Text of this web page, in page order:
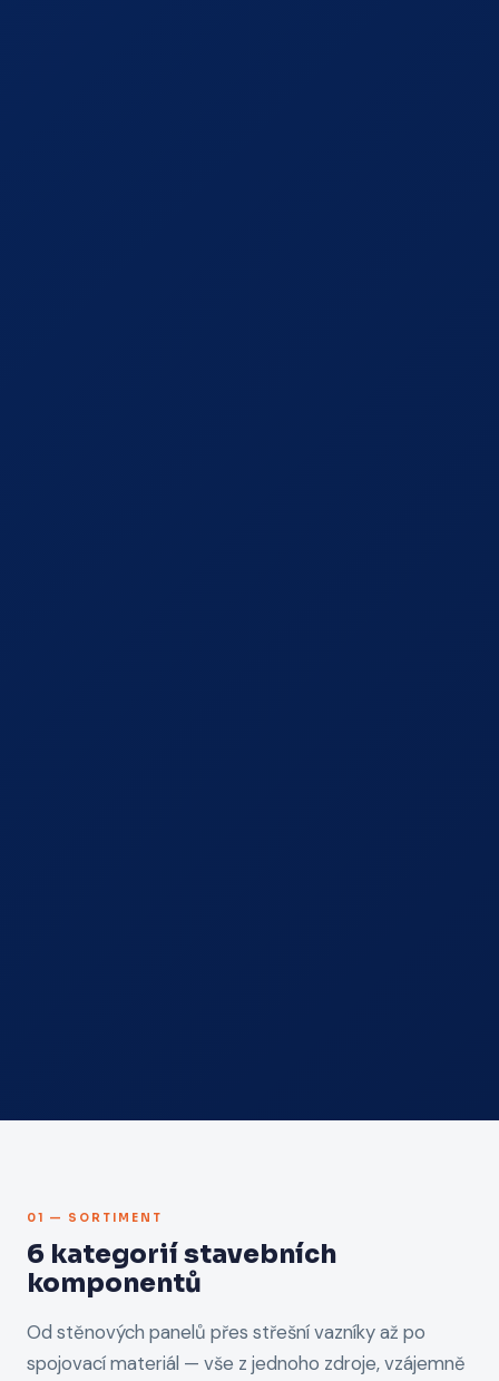
01 — SORTIMENT
6 kategorií stavebních
komponentů
Od stěnových panelů přes střešní vazníky až po
spojovací materiál — vše z jednoho zdroje, vzájemně